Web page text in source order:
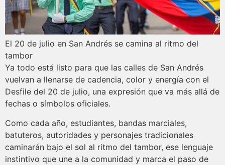
El 20 de julio en San Andrés se camina al ritmo del
tambor
Ya todo está listo para que las calles de San Andrés
vuelvan a llenarse de cadencia, color y energía con el
Desfile del 20 de julio, una expresión que va más allá de
fechas o símbolos oficiales.
Como cada año, estudiantes, bandas marciales,
batuteros, autoridades y personajes tradicionales
caminarán bajo el sol al ritmo del tambor, ese lenguaje
instintivo que une a la comunidad y marca el paso de